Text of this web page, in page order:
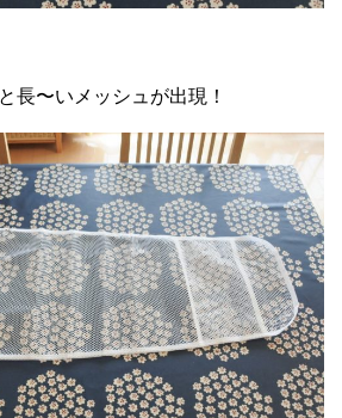
長〜いメッシュが出現！